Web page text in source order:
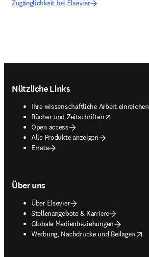
Zugänglichkeit bei Elsevier
Nützliche Links
Ihre wissenschaftliche Arbeit einreichen
Bücher und Zeitschriften
opens in new tab/window
Open access
Alle Produkte anzeigen
Errata
Über uns
Über Elsevier
Stellenangebote & Karriere
Globale Medienbeziehungen
Werbung, Nachdrucke und Beilagen
opens in new tab/window